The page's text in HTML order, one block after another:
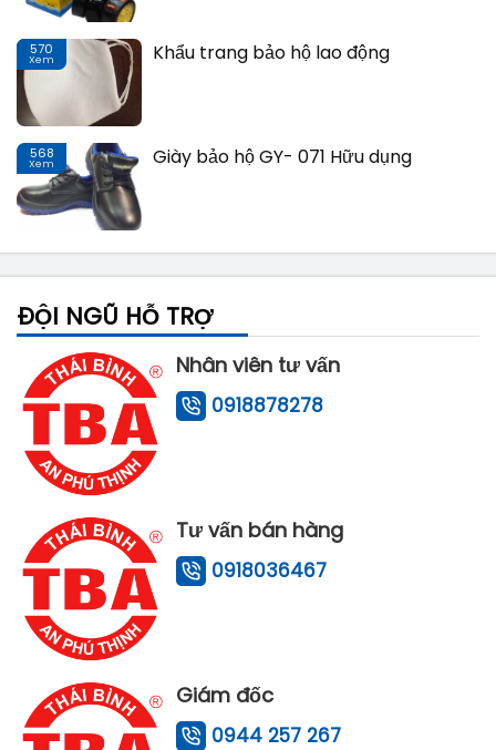
570
Xem Khẩu trang bảo hộ lao động
568
Xem Giày bảo hộ GY- 071 Hữu dụng
ĐỘI NGŨ HỖ TRỢ
Nhân viên tư vấn
0918878278
Tư vấn bán hàng
0918036467
Giám đốc
0944 257 267